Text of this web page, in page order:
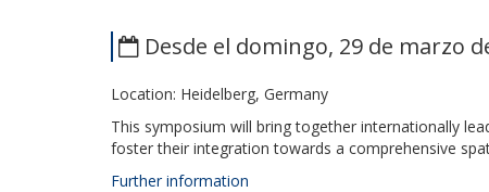
Desde el domingo, 29 de marzo
Location: Heidelberg, Germany
This symposium will bring together internationally
foster their integration towards a comprehensive
Further information